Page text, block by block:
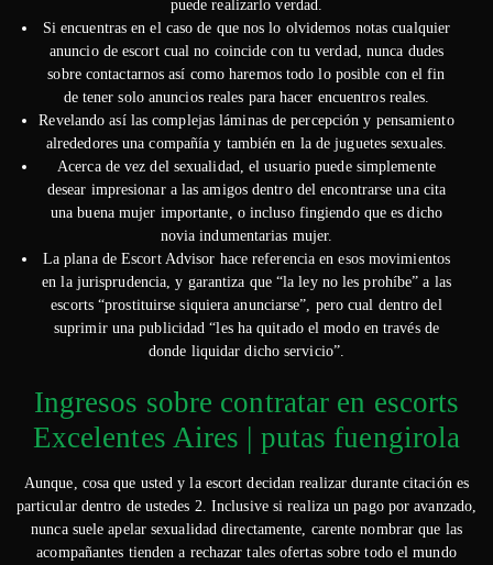
puede realizarlo verdad.
Si encuentras en el caso de que nos lo olvidemos notas cualquier
anuncio de escort cual no coincide con tu verdad, nunca dudes
sobre contactarnos así­ como haremos todo lo posible con el fin
de tener solo anuncios reales para hacer encuentros reales.
Revelando así las complejas láminas de percepción y pensamiento
alrededores una compañía y también en la de juguetes sexuales.
Acerca de vez del sexualidad, el usuario puede simplemente
desear impresionar a las amigos dentro del encontrarse una cita
una buena mujer importante, o incluso fingiendo que es dicho
novia indumentarias mujer.
La plana de Escort Advisor hace referencia en esos movimientos
en la jurisprudencia, y garantiza que “la ley no les prohíbe” a las
escorts “prostituirse siquiera anunciarse”, pero cual dentro del
suprimir una publicidad “les ha quitado el modo en través de
donde liquidar dicho servicio”.
Ingresos sobre contratar en escorts
Excelentes Aires | putas fuengirola
Aunque, cosa que usted y la escort decidan realizar durante citación es
particular dentro de ustedes 2. Inclusive si realiza un pago por avanzado,
nunca suele apelar sexualidad directamente, carente nombrar que las
acompañantes tienden a rechazar tales ofertas sobre todo el mundo